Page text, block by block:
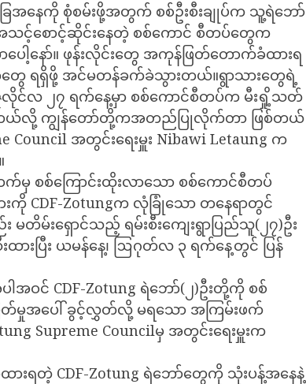
ြေအနေကို စုံစမ်းဖို့အတွက် စစ်ဦးစီးချုပ်က သူ့ရဲဘော်
သင့်စောင့်ဆိုင်းနေတဲ့ စစ်ကောင် စီတပ်တွေက
ေါ့နော်။ ဖုန်းလိုင်းတွေ အကုန်ဖြတ်တောက်ခံထားရ
ရရှိဖို့ အင်မတန်ခက်ခဲသွားတယ်။ရွာသားတွေရဲ့
ဇူလိုင်လ ၂၇ ရက်နေ့မှာ စစ်ကောင်စီတပ်က မီးရှို့သတ်
ယ်လို့ ကျွန်တော်တို့ကအတည်ပြုလိုက်တာ ဖြစ်တယ်
Council အတွင်းရေးမှူး Nibawi Letaung က
က်မှ စစ်ကြောင်းထိုးလာသော စစ်ကောင်စီတပ်
းကို CDF-Zotungက လုံခြုံသော တနေရာတွင်
မတိမ်းရှောင်သည့် ရမ်းစီးကျေးရွာပြည်သူ(၂၇)ဦး
ားပြီး ယမန်နေ့၊ ဩဂုတ်လ ၃ ရက်နေ့တွင် ပြန်
ပါအဝင် CDF-Zotung ရဲဘော်(၂)ဦးတို့ကို စစ်
မှုအပေါ် ခွင့်လွှတ်လို့ မရသော အကြမ်းဖက်
Supreme Councilမှ အတွင်းရေးမှူးက
ားရတဲ့ CDF-Zotung ရဲဘော်တွေကို သုံးပန့်အနေနဲ့